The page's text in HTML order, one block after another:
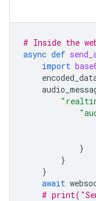
# Inside the
async def
import
}
}
}
await
#